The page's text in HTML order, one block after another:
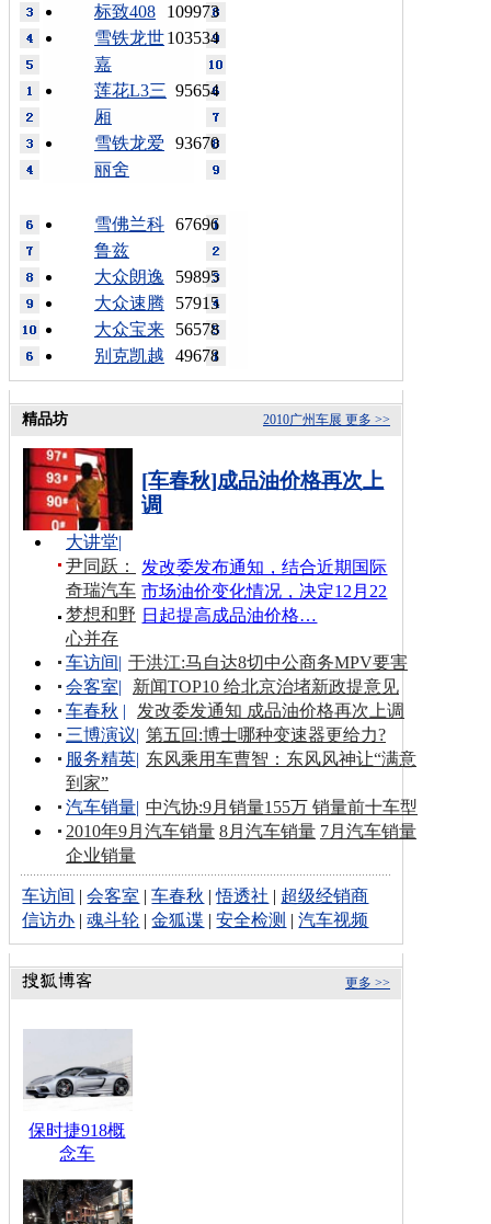
109973
标致408
103534
雪铁龙世
嘉
95654
莲花L3三
厢
93670
雪铁龙爱
丽舍
67696
雪佛兰科
鲁兹
59895
大众朗逸
57915
大众速腾
56578
大众宝来
49678
别克凯越
更多 >>
2010广州车展
精品坊
[车春秋]成品油价格再次上
调
发改委发布通知，结合近期国际
市场油价变化情况，决定12月22
日起提高成品油价格…
大讲堂|
尹同跃：
奇瑞汽车
梦想和野
心并存
车访间| 于洪江:马自达8切中公商务MPV要害
会客室|
新闻TOP10 给北京治堵新政提意见
车春秋 |
发改委发通知 成品油价格再次上调
三博演议| 第五回:博士哪种变速器更给力?
服务精英| 东风乘用车曹智：东风风神让“满意
到家”
汽车销量| 中汽协:9月销量155万 销量前十车型
2010年9月汽车销量 8月汽车销量 7月汽车销量
企业销量
车访间 |会客室 |车春秋 |悟透社 | 超级经销商
信访办 |魂斗轮 |金狐谍 |安全检测 |汽车视频
更多 >>
保时捷918概
念车